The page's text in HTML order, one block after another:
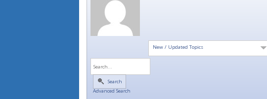
New / Updated Topics
Search
Advanced Search